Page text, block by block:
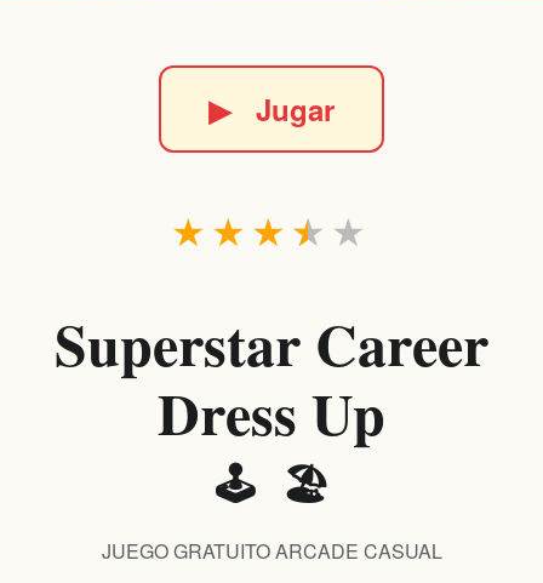
▶Jugar
★
★
★
★
★
Superstar Career
Dress Up
🕹️ 🏖️
JUEGO GRATUITO ARCADE CASUAL